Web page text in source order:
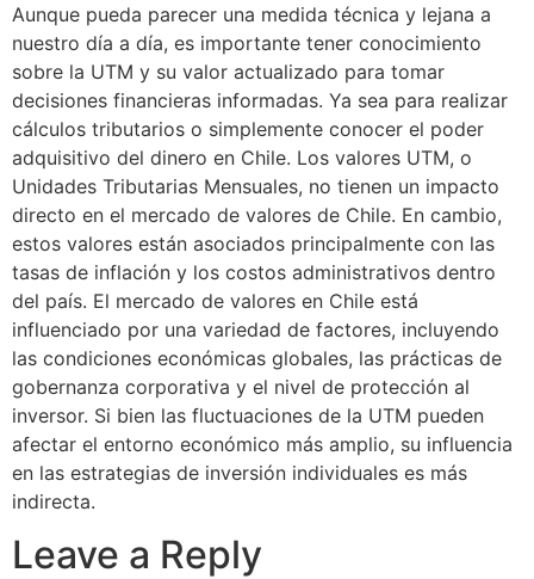
Aunque pueda parecer una medida técnica y lejana a
nuestro día a día, es importante tener conocimiento
sobre la UTM y su valor actualizado para tomar
decisiones financieras informadas. Ya sea para realizar
cálculos tributarios o simplemente conocer el poder
adquisitivo del dinero en Chile. Los valores UTM, o
Unidades Tributarias Mensuales, no tienen un impacto
directo en el mercado de valores de Chile. En cambio,
estos valores están asociados principalmente con las
tasas de inflación y los costos administrativos dentro
del país. El mercado de valores en Chile está
influenciado por una variedad de factores, incluyendo
las condiciones económicas globales, las prácticas de
gobernanza corporativa y el nivel de protección al
inversor. Si bien las fluctuaciones de la UTM pueden
afectar el entorno económico más amplio, su influencia
en las estrategias de inversión individuales es más
indirecta.
Leave a Reply